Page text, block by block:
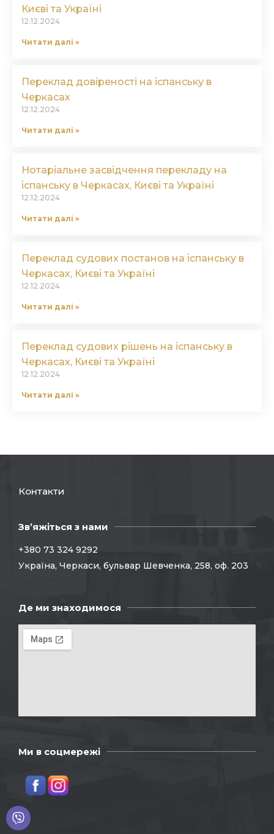
Києві та Україні
12.12.2024
Читати далі »
Переклад довіреності на іспанську в
Черкасах
12.12.2024
Читати далі »
Нотаріальне засвідчення перекладу на
іспанську в Черкасах, Києві та Україні
12.12.2024
Читати далі »
Переклад судових постанов на іспанську в
Черкасах, Києві та Україні
12.12.2024
Читати далі »
Переклад судових рішень на іспанську в
Черкасах, Києві та Україні
12.12.2024
Читати далі »
Контакти
Зв’яжіться з нами
+380 73 324 9292
Україна, Черкаси, бульвар Шевченка, 258, оф. 203
Де ми знаходимося
Ми в соцмережі
Viber
Telegram